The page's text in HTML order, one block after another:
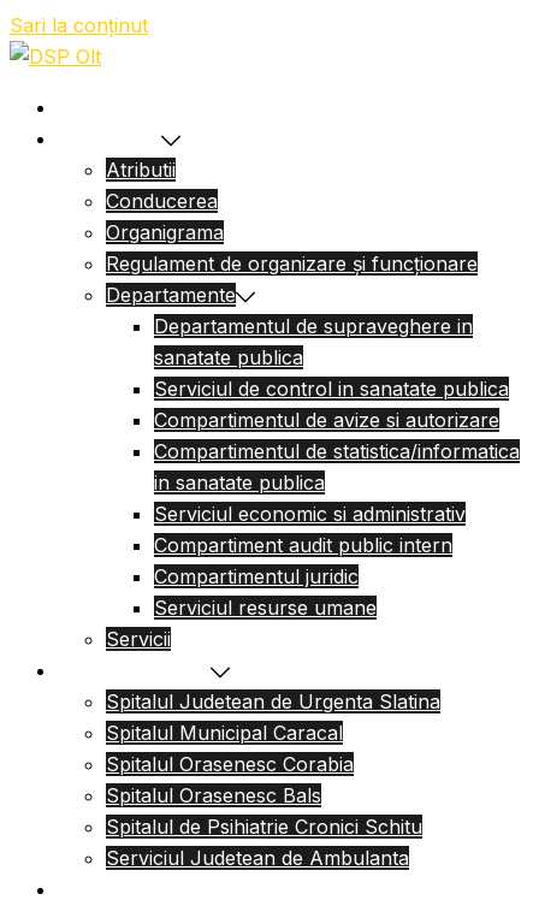
Sari la conținut
Atributii
Conducerea
Organigrama
Regulament de organizare și funcționare
Departamente
Departamentul de supraveghere in
sanatate publica
Serviciul de control in sanatate publica
Compartimentul de avize si autorizare
Compartimentul de statistica/informatica
in sanatate publica
Serviciul economic si administrativ
Compartiment audit public intern
Compartimentul juridic
Serviciul resurse umane
Servicii
Spitalul Judetean de Urgenta Slatina
Spitalul Municipal Caracal
Spitalul Orasenesc Corabia
Spitalul Orasenesc Bals
Spitalul de Psihiatrie Cronici Schitu
Serviciul Judetean de Ambulanta